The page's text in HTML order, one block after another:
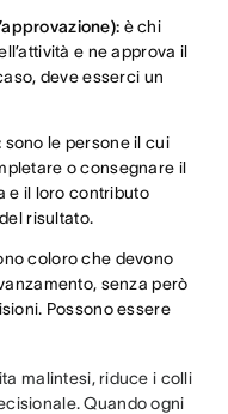
è chi
e ne approva il
deve esserci un
sono le persone il cui
o consegnare il
e il loro contributo
risultato.
coloro che devono
senza però
Possono essere
malintesi, riduce i colli
Quando ogni